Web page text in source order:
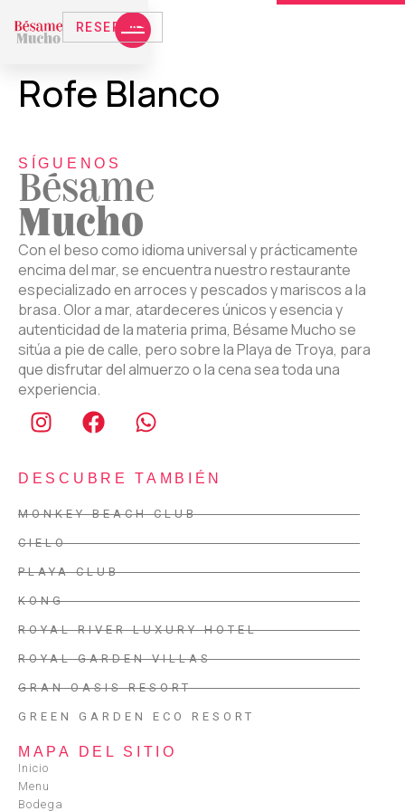
RESERVAS
Rofe Blanco
SÍGUENOS
Bésame
Mucho
Con el beso como idioma universal y prácticamente
encima del mar, se encuentra nuestro restaurante
especializado en arroces y pescados y mariscos a la
brasa. Olor a mar, atardeceres únicos y esencia y
autenticidad de la materia prima, Bésame Mucho se
sitúa a pie de calle, pero sobre la Playa de Troya, para
que disfrutar del almuerzo o la cena sea toda una
experiencia.
DESCUBRE TAMBIÉN
MONKEY BEACH CLUB
CIELO
PLAYA CLUB
KONG
ROYAL RIVER LUXURY HOTEL
ROYAL GARDEN VILLAS
GRAN OASIS RESORT
GREEN GARDEN ECO RESORT
MAPA DEL SITIO
Inicio
Menu
Bodega